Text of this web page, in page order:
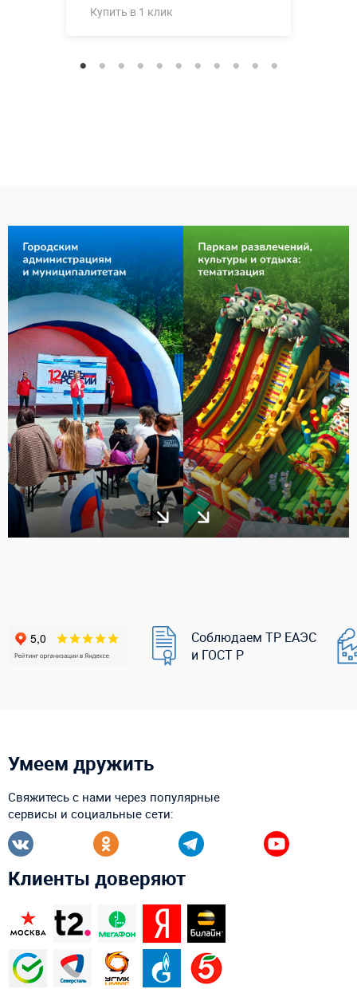
Купить в 1 клик
Соблюдаем ТР ЕАЭС
и ГОСТ Р
Умеем дружить
Свяжитесь с нами через популярные
сервисы и социальные сети:
Клиенты доверяют